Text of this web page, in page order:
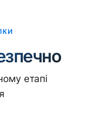
етапі